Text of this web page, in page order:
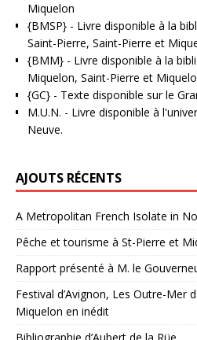
Miquelon
{BMSP} - Livre disponible à la
Saint-Pierre, Saint-Pierre et
{BMM} - Livre disponible à la
Miquelon, Saint-Pierre et
{GC} - Texte disponible sur le
M.U.N. - Livre disponible à
Neuve.
AJOUTS RÉCENTS
A Metropolitan French Isolate in
Pêche et tourisme à St-Pierre et
Rapport présenté à M. le
Festival d’Avignon, Les Outre-Mer
Miquelon en inédit